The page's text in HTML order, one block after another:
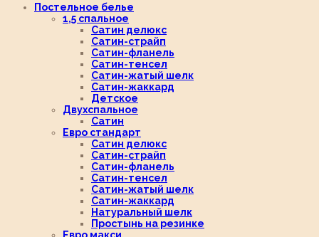
Постельное белье
1,5 спальное
Сатин делюкс
Сатин-страйп
Сатин-фланель
Сатин-тенсел
Сатин-жатый шелк
Сатин-жаккард
Детское
Двухспальное
Сатин
Евро стандарт
Сатин делюкс
Сатин-страйп
Сатин-фланель
Сатин-тенсел
Сатин-жатый шелк
Сатин-жаккард
Натуральный шелк
Простынь на резинке
Евро макси